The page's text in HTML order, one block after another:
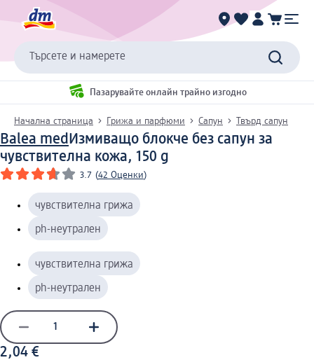
Търсете и намерете
Пазарувайте онлайн трайно изгодно
Начална страница Грижа и парфюми Сапун Твърд сапун
Balea medИзмиващо блокче без сапун за
чувствителна кожа, 150 g
3.7 (42 Оценки)
чувствителна грижа
ph-неутрален
чувствителна грижа
ph-неутрален
2,04 €